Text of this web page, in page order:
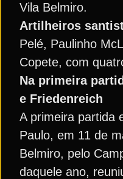
Vila Belmiro.
Artilheiros
Pelé, Paulinho
Copete, com
Na primeira
e Friedenreich
A primeira partida
Paulo, em 11 de
Belmiro, pelo
daquele ano,